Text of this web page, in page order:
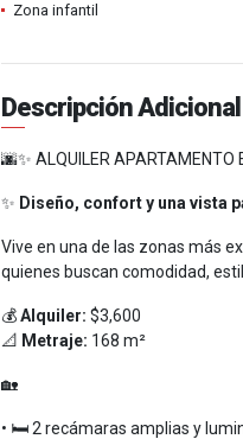
Zona infantil
Descripción Adicional
🌆✨ ALQUILER APARTAMENTO
✨ Diseño, confort y una vista
Vive en una de las zonas más
quienes buscan comodidad,
💰Alquiler: $3,600
📐 Metraje: 168 m²
🏡
• 🛏️ 2 recámaras amplias y